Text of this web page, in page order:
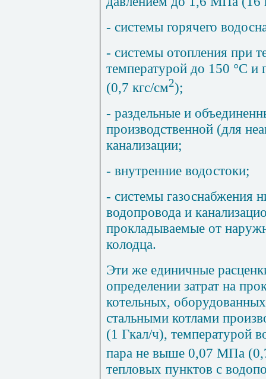
- системы горячего
- системы отопления при
температурой до 150 °С
(0,7 кгс/см2);
- раздельные и
производственной (для
канализации;
- внутренние водостоки;
- системы газоснабжения
водопровода и
прокладываемые от
колодца.
Эти же единичные
определении затрат на
котельных,
стальными котлами
(1 Гкал/ч), температурой
пара не выше 0,07 МПа
тепловых пунктов с